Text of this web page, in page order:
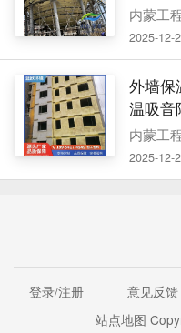
内蒙工
2025-12-
外墙保
温吸音
内蒙工
2025-12-
登录/注册 意见反馈
站点地图